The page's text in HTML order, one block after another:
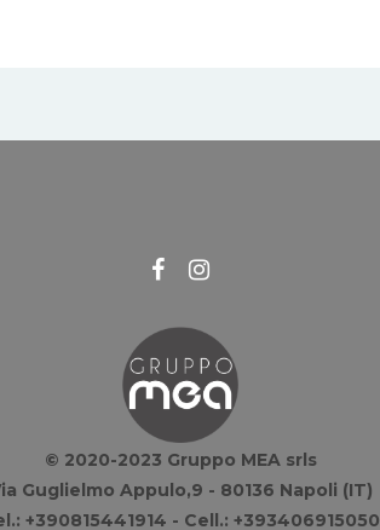
© 2020-2023 Gruppo MEA srls
Guglielmo Appulo,9 - 80136 Napoli (IT)
+390815441914 - Cell.: +393406915050